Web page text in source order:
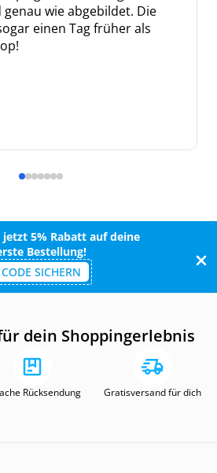
wie abgebildet. Die
einen Tag früher als
jetzt 5% Rabatt auf deine
Bestellung!
CODE SICHERN
dein Shoppingerlebnis
Rücksendung Gratisversand für dich